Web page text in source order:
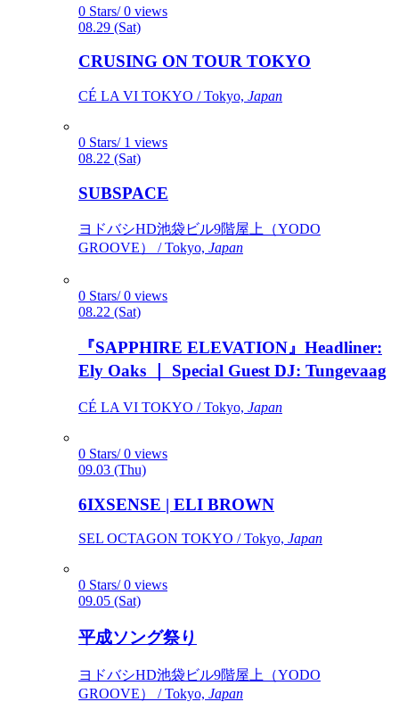
0 Stars/ 0 views
08.29 (Sat)
CRUSING ON TOUR TOKYO
CÉ LA VI TOKYO / Tokyo, Japan
0 Stars/ 1 views
08.22 (Sat)
SUBSPACE
ヨドバシHD池袋ビル9階屋上（YODO
GROOVE） / Tokyo, Japan
0 Stars/ 0 views
08.22 (Sat)
『SAPPHIRE ELEVATION』Headliner:
Ely Oaks ｜ Special Guest DJ: Tungevaag
CÉ LA VI TOKYO / Tokyo, Japan
0 Stars/ 0 views
09.03 (Thu)
6IXSENSE | ELI BROWN
SEL OCTAGON TOKYO / Tokyo, Japan
0 Stars/ 0 views
09.05 (Sat)
平成ソング祭り
ヨドバシHD池袋ビル9階屋上（YODO
GROOVE） / Tokyo, Japan